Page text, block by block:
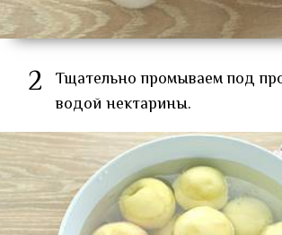
2 Тщательно промываем под
водой нектарины.